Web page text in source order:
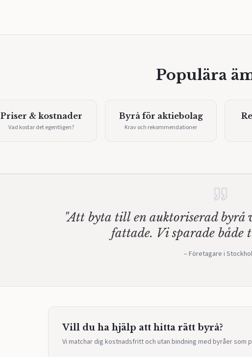
Populära
Priser & kostnader
Vad kostar det egentligen?
Byrå för aktiebolag
Krav och rekommendationer
"Att byta till en auktoriserad byrå
fattade. Vi sparade både
– Företagare i
Vill du ha hjälp att hitta rätt byrå?
Vi matchar dig kostnadsfritt och utan bindning med byråer som